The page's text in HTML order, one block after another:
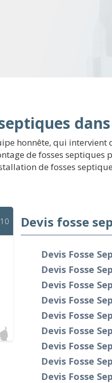
honnête, qui
de fosses
de fosses
Devis fosse
Devis Fosse
Devis Fosse
Devis Fosse
Devis Fosse
Devis Fosse
Devis Fosse
Devis Fosse
Devis Fosse
Devis Fosse